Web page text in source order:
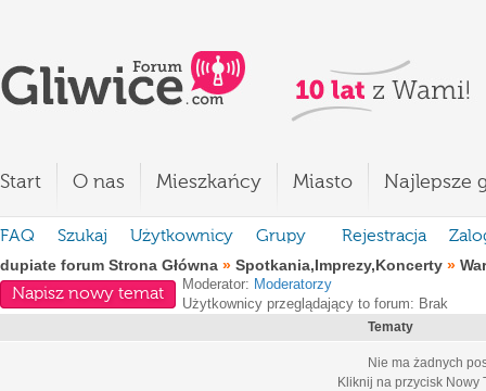
Start O nas Mieszkańcy Miasto Najlepsze
FAQ Szukaj Użytkownicy Grupy Rejestracja
dupiate forum Strona Główna » Spotkania,Imprezy,Koncerty »
Napisz nowy temat
Moderator: Moderatorzy
Użytkownicy przeglądający to forum: Brak
Tematy
Nie ma żadnych
Kliknij na przycisk Nowy